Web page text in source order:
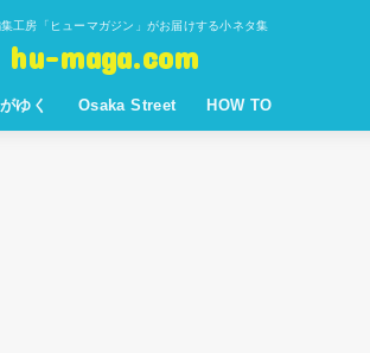
工房「ヒューマガジン」がお届けする小ネタ集
hu-maga.com
ゆく Osaka Street HOW TO